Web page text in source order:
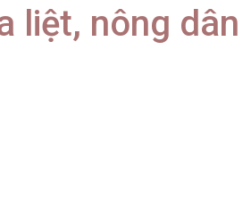
liệt, nông dân